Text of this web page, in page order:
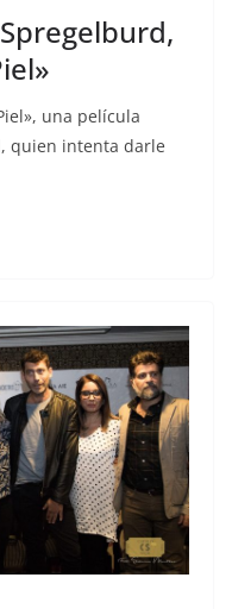
una película
quien intenta darle